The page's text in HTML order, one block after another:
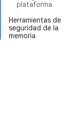
plataforma
Herramientas de
seguridad de la
memoria